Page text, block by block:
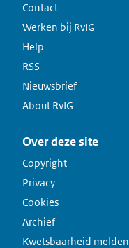
Contact
Werken bij RvIG
Help
RSS
Nieuwsbrief
About RvIG
Over deze site
Copyright
Privacy
Cookies
Archief
Kwetsbaarheid melden